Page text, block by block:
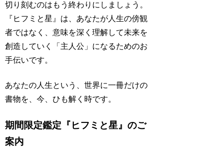
切り刻むのはもう終わりにしましょう。
『ヒフミと星』は、あなたが人生の傍観
者ではなく、意味を深く理解して未来を
創造していく「主人公」になるためのお
手伝いです。
あなたの人生という、世界に一冊だけの
書物を、今、ひも解く時です。
期間限定鑑定『ヒフミと星』のご
案内